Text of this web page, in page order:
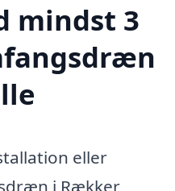
mindst 3
eller
i Rækker